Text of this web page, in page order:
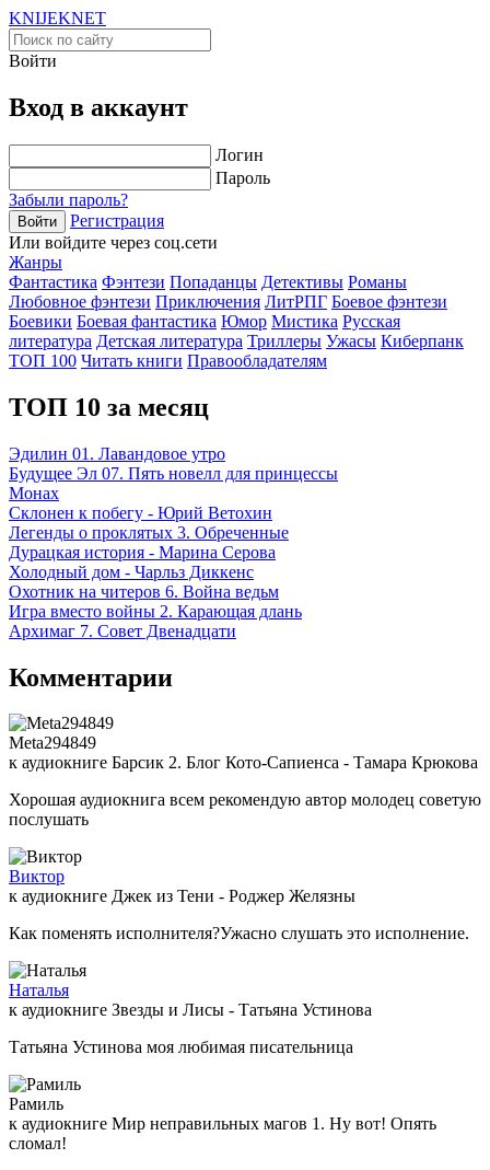
KNIJEKNET
Войти
Вход в аккаунт
Логин
Пароль
Забыли пароль?
Войти
Регистрация
Или войдите через соц.сети
Жанры
Фантастика Фэнтези Попаданцы Детективы Романы
Любовное фэнтези Приключения ЛитРПГ Боевое фэнтези
Боевики Боевая фантастика Юмор Мистика Русская
литература Детская литература Триллеры Ужасы Киберпанк
ТОП 100 Читать книги Правообладателям
ТОП 10 за месяц
Эдилин 01. Лавандовое утро
Будущее Эл 07. Пять новелл для принцессы
Монах
Склонен к побегу - Юрий Ветохин
Легенды о проклятых 3. Обреченные
Дурацкая история - Марина Серова
Холодный дом - Чарльз Диккенс
Охотник на читеров 6. Война ведьм
Игра вместо войны 2. Карающая длань
Архимаг 7. Совет Двенадцати
Комментарии
Meta294849
к аудиокниге Барсик 2. Блог Кото-Сапиенса - Тамара Крюкова
Хорошая аудиокнига всем рекомендую автор молодец советую
послушать
Виктор
к аудиокниге Джек из Тени - Роджер Желязны
Как поменять исполнителя?Ужасно слушать это исполнение.
Наталья
к аудиокниге Звезды и Лисы - Татьяна Устинова
Татьяна Устинова моя любимая писательница
Рамиль
к аудиокниге Мир неправильных магов 1. Ну вот! Опять
сломал!